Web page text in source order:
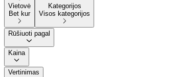
Vietovė
Bet kur
Kategorijos
Visos kategorijos
Rūšiuoti pagal
Kaina
Vertinimas